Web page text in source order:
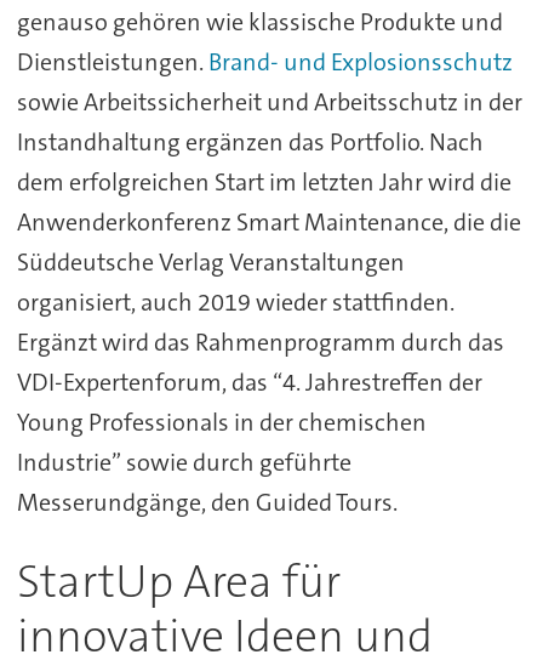
genauso gehören wie klassische Produkte und
Dienstleistungen. Brand- und Explosionsschutz
sowie Arbeitssicherheit und Arbeitsschutz in der
Instandhaltung ergänzen das Portfolio. Nach
dem erfolgreichen Start im letzten Jahr wird die
Anwenderkonferenz Smart Maintenance, die die
Süddeutsche Verlag Veranstaltungen
organisiert, auch 2019 wieder stattfinden.
Ergänzt wird das Rahmenprogramm durch das
VDI-Expertenforum, das “4. Jahrestreffen der
Young Professionals in der chemischen
Industrie” sowie durch geführte
Messerundgänge, den Guided Tours.
StartUp Area für
innovative Ideen und